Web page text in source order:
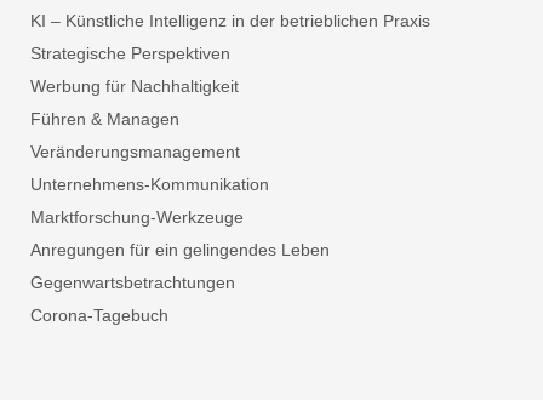
KI – Künstliche Intelligenz in der betrieblichen Praxis
Strategische Perspektiven
Werbung für Nachhaltigkeit
Führen & Managen
Veränderungsmanagement
Unternehmens-Kommunikation
Marktforschung-Werkzeuge
Anregungen für ein gelingendes Leben
Gegenwartsbetrachtungen
Corona-Tagebuch